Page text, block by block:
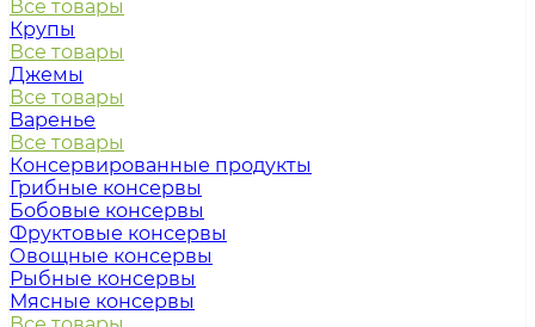
Все товары
Крупы
Все товары
Джемы
Все товары
Варенье
Все товары
Консервированные продукты
Грибные консервы
Бобовые консервы
Фруктовые консервы
Овощные консервы
Рыбные консервы
Мясные консервы